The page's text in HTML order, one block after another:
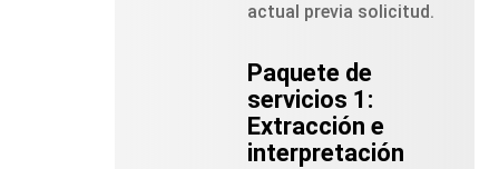
actual previa solicitud.
Paquete de
servicios 1:
Extracción e
interpretación